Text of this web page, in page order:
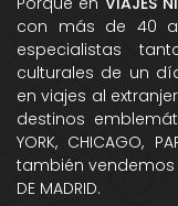
con más de 40
especialistas
culturales de un
en viajes al
destinos
YORK, CHICAGO,
también vendemos
DE MADRID.